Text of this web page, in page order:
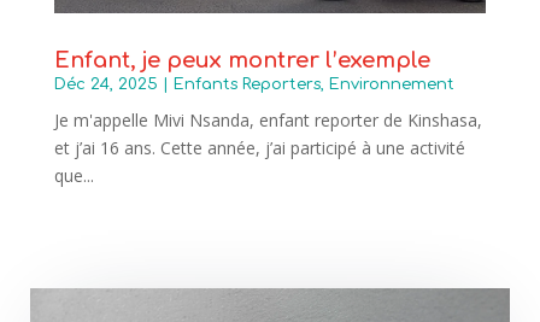
Enfant, je peux montrer l’exemple
Déc 24, 2025 Enfants Reporters, Environnement
Je m'appelle Mivi Nsanda, enfant reporter de Kinshasa,
et j’ai 16 ans. Cette année, j’ai participé à une activité
que...